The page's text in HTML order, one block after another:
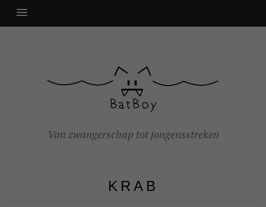
Van zwangerschap tot jongensstreken
KRAB